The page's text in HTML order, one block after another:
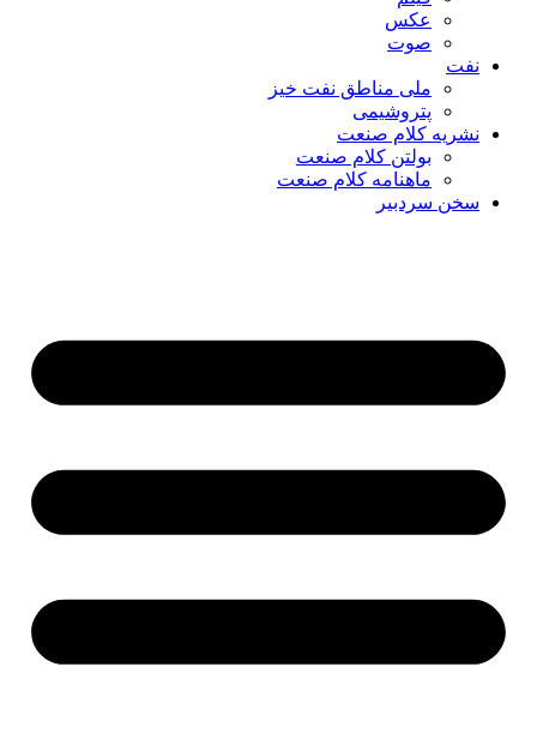
عکس
صوت
نفت
ملی مناطق نفت خیز
پتروشیمی
نشریه کلام صنعت
بولتن کلام صنعت
ماهنامه کلام صنعت
سخن سردبیر